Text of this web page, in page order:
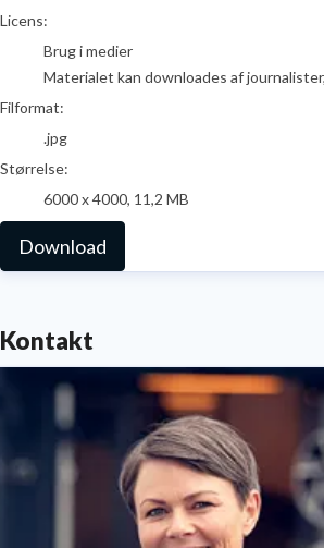
go to media item
Licens:
Brug i medier
Materialet kan downloades af
Filformat:
.jpg
Størrelse:
6000 x 4000, 11,2 MB
Download
Kontakt